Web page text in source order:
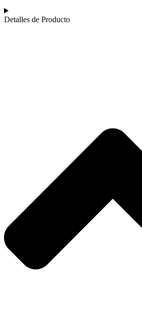
Detalles de Producto